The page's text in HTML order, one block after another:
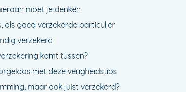
moet je denken
als goed verzekerde particulier
verzekerd
komt tussen?
met deze veiligheidstips
maar ook juist verzekerd?